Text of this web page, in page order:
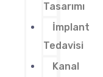
Tasarımı
İmplant
Tedavisi
Kanal